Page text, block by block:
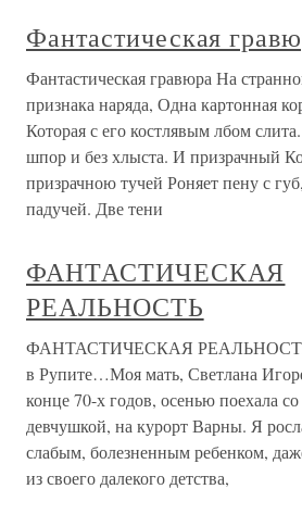
Фантастическая
Фантастическая гравюра На
признака наряда, Одна картонная
Которая с его костлявым лбом
шпор и без хлыста. И призрачный
призрачною тучей Роняет пену с
падучей. Две тени
ФАНТАСТИЧЕСКАЯ
РЕАЛЬНОСТЬ
ФАНТАСТИЧЕСКАЯ РЕАЛЬНОСТЬ
в Рупите…Моя мать, Светлана
конце 70-х годов, осенью поехала
девчушкой, на курорт Варны. Я
слабым, болезненным ребенком,
из своего далекого детства,